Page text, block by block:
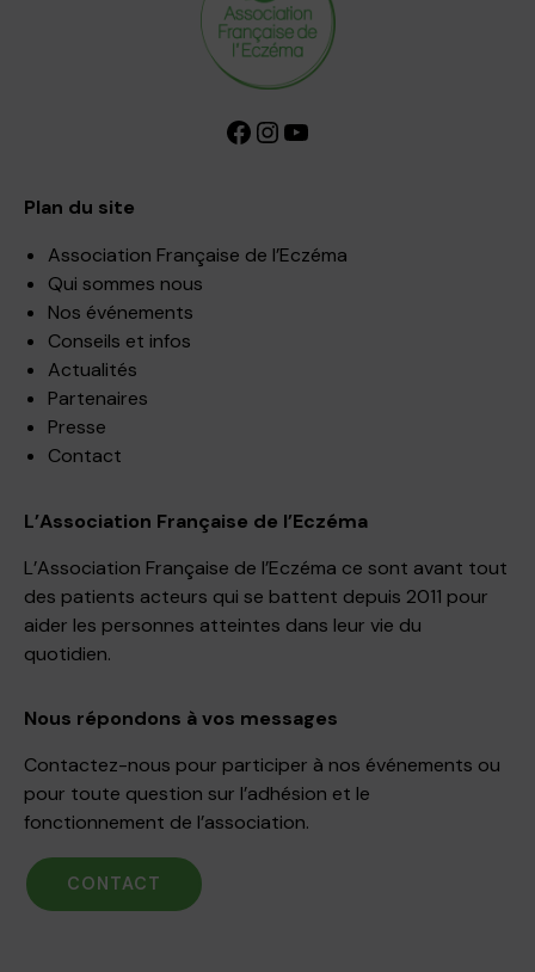
Facebook InstagramYouTube
Plan du site
Association Française de l’Eczéma
Qui sommes nous
Nos événements
Conseils et infos
Actualités
Partenaires
Presse
Contact
L’Association Française de l’Eczéma
L’Association Française de l’Eczéma ce sont avant tout
des patients acteurs qui se battent depuis 2011 pour
aider les personnes atteintes dans leur vie du
quotidien.
Nous répondons à vos messages
Contactez-nous pour participer à nos événements ou
pour toute question sur l’adhésion et le
fonctionnement de l’association.
CONTACT